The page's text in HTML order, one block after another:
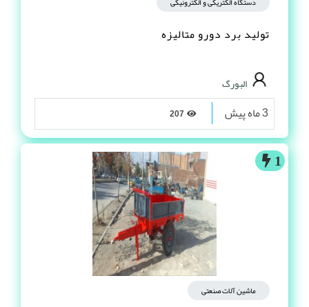
تولید برد دورو متالیزه
البورگ
3 ماه پیش
1
ماشین آلات صنعتی